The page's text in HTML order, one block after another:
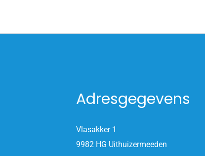
Adresgegevens
Vlasakker 1
9982 HG Uithuizermeeden